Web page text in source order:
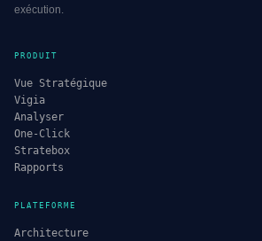
exécution.
PRODUIT
Vue Stratégique
Vigia
Analyser
One-Click
Stratebox
Rapports
PLATEFORME
Architecture